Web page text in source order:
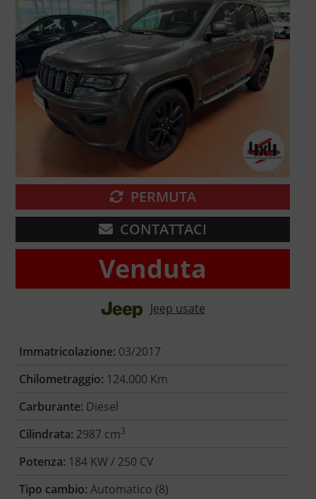
🔍
PERMUTA
CONTATTACI
Venduta
Jeep usate
Immatricolazione: 03/2017
Chilometraggio: 124.000 Km
Carburante: Diesel
Cilindrata: 2987 cm3
Potenza: 184 KW / 250 CV
Tipo cambio: Automatico (8)